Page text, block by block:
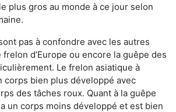
plus gros au monde à ce jour selon
pas à confondre avec les autres
d’Europe ou encore la guêpe des
Le frelon asiatique à
corps bien plus développé avec
des tâches roux. Quant à la guêpe
un corps moins développé et est bien